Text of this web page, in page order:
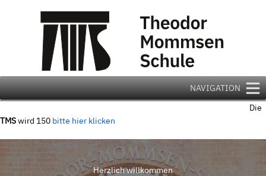
NAVIGATION
Die
TMSwird 150 bitte hier klicken
Herzlich willkommen